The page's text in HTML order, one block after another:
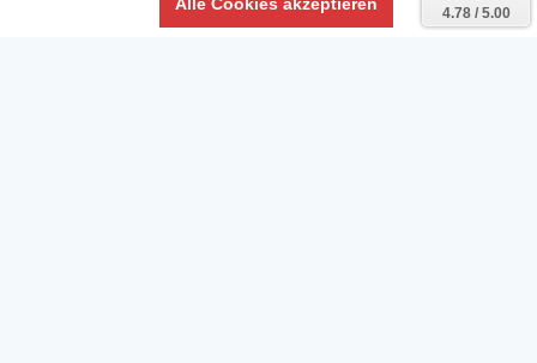
Vertrag widerrufen
4.78 / 5.00